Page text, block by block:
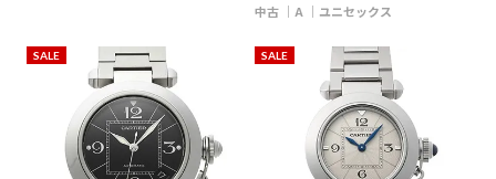
中古 A ユニセックス
SALE SALE